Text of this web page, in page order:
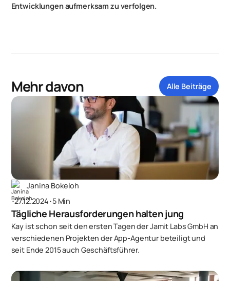
Entwicklungen aufmerksam zu verfolgen.
Mehr davon Alle Beiträge
Janina Bokeloh
･27.12.2024･5 Min
Tägliche Herausforderungen halten jung
Kay ist schon seit den ersten Tagen der Jamit Labs GmbH an
verschiedenen Projekten der App-Agentur beteiligt und
seit Ende 2015 auch Geschäftsführer.